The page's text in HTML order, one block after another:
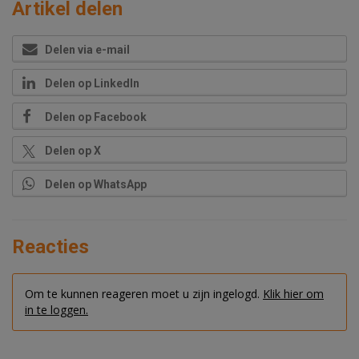
Artikel delen
Delen via e-mail
Delen op LinkedIn
Delen op Facebook
Delen op X
Delen op WhatsApp
Reacties
Om te kunnen reageren moet u zijn ingelogd. Klik hier om
in te loggen.